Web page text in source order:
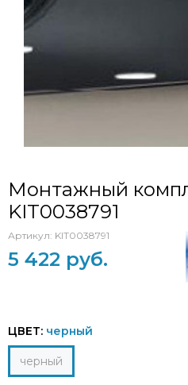
Монтажный
KIT0038791
Артикул: KIT0038791
5 422 руб.
ЦВЕТ: черный
черный